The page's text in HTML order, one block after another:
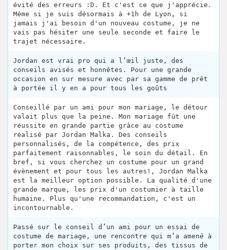
évité des erreurs :D. Et c'est ce que j'apprécie.
Même si je suis désormais à +1h de Lyon, si
jamais j'ai besoin d'un nouveau costume, je ne
vais pas hésiter une seule seconde et faire le
trajet nécessaire.
Jordan est vrai pro qui a l’œil juste, des
conseils avisés et honnêtes. Pour une grande
occasion en sur mesure avec par sa gamme de prêt
à portée il y en a pour tous les goûts
Conseillé par un ami pour mon mariage, le détour
valait plus que la peine. Mon mariage fût une
réussite en grande partie grâce au costume
réalisé par Jordan Malka. Des conseils
personnalisés, de la compétence, des prix
parfaitement raisonnables, le soin du détail. En
bref, si vous cherchez un costume pour un grand
évènement et pour tous les autres!, Jordan Malka
est la meilleur option possible. La qualité d'une
grande marque, les prix d'un costumier à taille
humaine. Plus qu'une recommandation, c'est un
incontournable.
Passé sur le conseil d’un ami pour un essai de
costume de mariage, une rencontre qui m’a amené à
porter mon choix sur ses produits, des tissus de